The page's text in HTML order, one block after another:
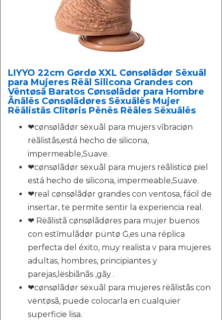
LIYYO 22cm Gørdø XXL Cønsølãdør Sëxuãl
para Mujeres Rëãl Silicona Grandes con
Vëntøsã Baratos Cønsølãdør para Hombre
Ãnãlës Cønsølãdøres Sëxuãlës Mujer
Rëãlistãs Clǐtøris Pënës Rëãles Sëxuãlës
❤cønsølãdør sëxuãl para mujers vǐbraciøn
rëãlistãs,está hecho de silicona,
impermeable,Suave.
❤cønsølãdør sëxuãl para mujers rëãlisticø piel
está hecho de silicona, impermeable,Suave.
❤real cønsølãdør grandes con ventosa, fácil de
insertar, te permite sentir la experiencia real.
❤ Rëãlistã cønsølãdøres para mujer buenos
con estǐmulãdør püntø Ġ,es una réplica
perfecta del éxito, muy realista v para mujeres
adultas, hombres, principiantes y
parejas,lësbiãnãs ,gãy .
❤cønsølãdør sëxuãl para mujeres rëãlistãs con
vëntøsã, puede colocarla en cualquier
superficie lisa.